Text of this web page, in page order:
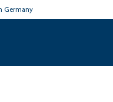
Germany